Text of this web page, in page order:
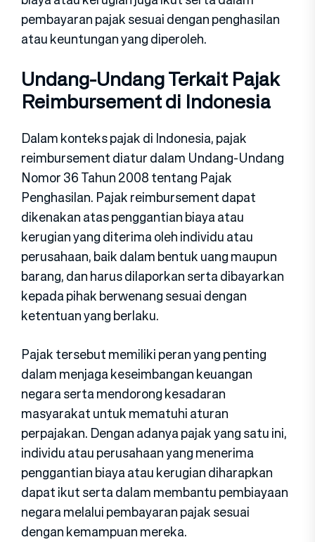
pembayaran pajak sesuai dengan penghasilan
atau keuntungan yang diperoleh.
Undang-Undang Terkait Pajak
Reimbursement di Indonesia
Dalam konteks pajak di Indonesia, pajak
reimbursement diatur dalam Undang-Undang
Nomor 36 Tahun 2008 tentang Pajak
Penghasilan. Pajak reimbursement dapat
dikenakan atas penggantian biaya atau
kerugian yang diterima oleh individu atau
perusahaan, baik dalam bentuk uang maupun
barang, dan harus dilaporkan serta dibayarkan
kepada pihak berwenang sesuai dengan
ketentuan yang berlaku.
Pajak tersebut memiliki peran yang penting
dalam menjaga keseimbangan keuangan
negara serta mendorong kesadaran
masyarakat untuk mematuhi aturan
perpajakan. Dengan adanya pajak yang satu ini,
individu atau perusahaan yang menerima
penggantian biaya atau kerugian diharapkan
dapat ikut serta dalam membantu pembiayaan
negara melalui pembayaran pajak sesuai
dengan kemampuan mereka.